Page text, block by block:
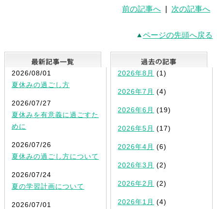
前の記事へ 次の記事へ
ページの先頭へ戻る
最新記事一覧
2026/08/01
夏休みの過ごし方
2026/07/27
夏休みを有意義に過ごすた
めに
2026/07/26
夏休みの過ごし方について
2026/07/24
夏の学習計画について
2026/07/01
2026年8月 (1)
2026年7月 (4)
2026年6月 (19)
2026年5月 (17)
2026年4月 (6)
2026年3月 (2)
2026年2月 (2)
2026年1月 (4)